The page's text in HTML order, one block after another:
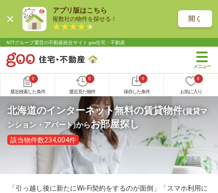
アプリ版はこちら
複数社の物件を探せる！ 開く
NTTグループ運営の不動産総合サイト goo住宅・不動産
0
最近検索した条件
0
最近見た物件
0
保存した条件
0
お気に入り
北海道のインターネット無料の賃貸物件(賃貸マ
ンション・アパート)からお部屋探し
該当物件数234,004件
「引っ越し後に新たにWi-Fi契約をするのが面倒」「スマホ利用に